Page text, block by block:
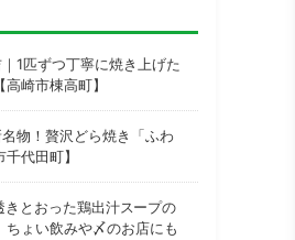
1匹ずつ丁寧に焼き上げた
崎市棟高町】
物！贅沢どら焼き「ふわ
代田町】
とおった鶏出汁スープの
ちょい飲みや〆のお店にも